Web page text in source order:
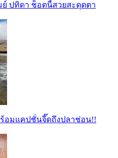
ย์ ปทิดา ช็อตนี้สวยสะดุดตา
อมแคปชั่นจี๊ดถึงปลาช่อน!!